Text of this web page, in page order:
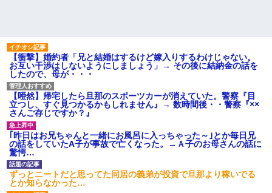
【衝撃】婚約者「兄と結婚はするけど嫁入りするわけじゃない。
お互い干渉はしないようにしましょう」→ その後に結納金の話を
したので、母が・・・
【唖然】帰宅したら旦那のスポーツカーが消えていた。警察『目
立つし、すぐ見つかるかもしれません』→ 数時間後・・警察『××
さんご存じですか？』
｢昨日はお兄ちゃんと一緒にお風呂に入っちゃった～｣とか毎日兄
の話をしていたA子が事故で亡くなった。→Ａ子のお母さんの話に
驚愕…
ずっとニートだと思ってた同居の義弟が投資で旦那より稼いでる
とか知らなかった…